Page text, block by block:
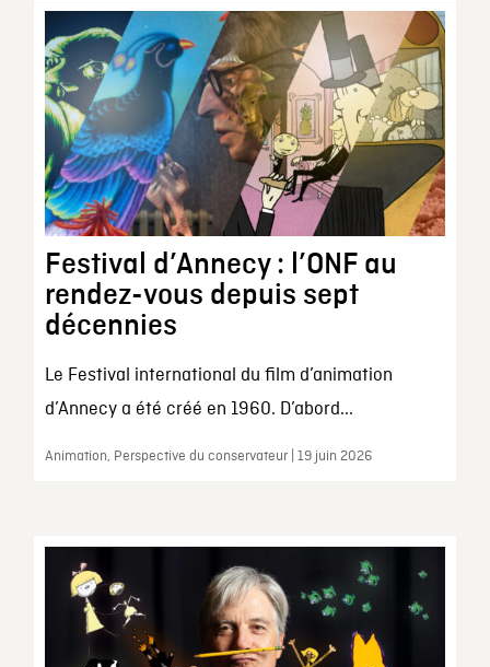
Festival d’Annecy : l’ONF au
rendez-vous depuis sept
décennies
Le Festival international du film d’animation
d’Annecy a été créé en 1960. D’abord...
Animation, Perspective du conservateur | 19 juin 2026